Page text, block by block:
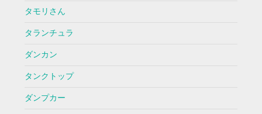
タモリさん
タランチュラ
ダンカン
タンクトップ
ダンプカー